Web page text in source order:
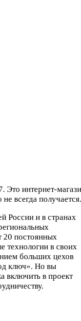
Это интернет-
всегда
России и в странах
20 постоянных
технологии в своих
больших цехов
ключ». Но вы
включить в проект